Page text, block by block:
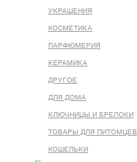
УКРАШЕНИЯ
КОСМЕТИКА
ПАРФЮМЕРИЯ
КЕРАМИКА
ДРУГОЕ
ДЛЯ ДОМА
КЛЮЧНИЦЫ И БРЕЛОКИ
ТОВАРЫ ДЛЯ ПИТОМЦЕВ
КОШЕЛЬКИ